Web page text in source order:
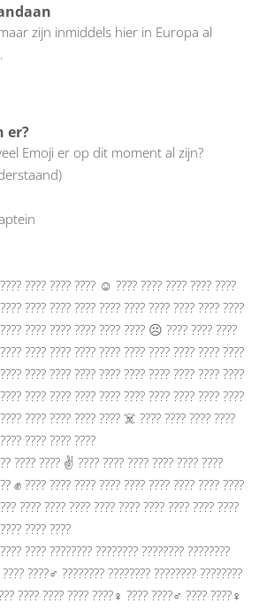
zijn inmiddels hier in Europa al
er?
Emoji er op dit moment al zijn?
???? ???? ???? ☺️ ???? ???? ???? ???? ????
???? ???? ???? ???? ???? ???? ???? ???? ????
???? ???? ???? ???? ???? ☹️ ???? ???? ????
???? ???? ???? ???? ???? ???? ???? ???? ????
???? ???? ???? ???? ???? ???? ???? ???? ????
???? ???? ???? ???? ???? ???? ???? ???? ????
???? ???? ???? ???? ☠️ ???? ???? ???? ????
???? ???? ????
???? ???? ✌️ ???? ???? ???? ???? ???? ????
✊ ???? ???? ???? ???? ???? ???? ???? ???? ????
???? ???? ???? ???? ???? ???? ???? ???? ????
???? ????
???? ????‍???? ????‍???? ????‍???? ????‍????
????‍♂️ ????‍???? ????‍???? ????‍???? ????‍????
???? ???? ???? ????‍♀️ ???? ????‍♂️ ???? ????‍♀️